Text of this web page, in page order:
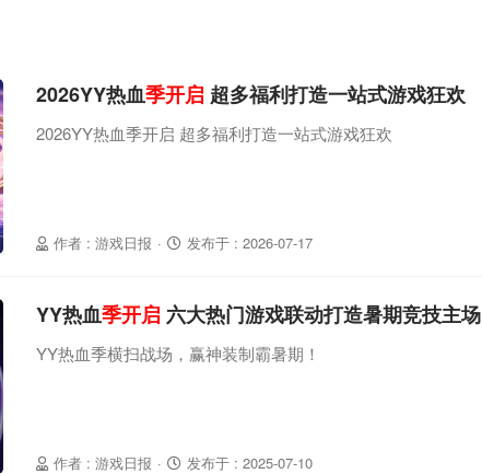
作者 : 游戏日报 · 发布于 : 2026-07-17
2026YY热血季开启 超多福利打造一站式游戏狂欢
2026YY热血季开启 超多福利打造一站式游戏狂欢
作者 : 游戏日报 · 发布于 : 2025-07-10
YY热血季开启 六大热门游戏联动打造暑期竞技主场
YY热血季横扫战场，赢神装制霸暑期！